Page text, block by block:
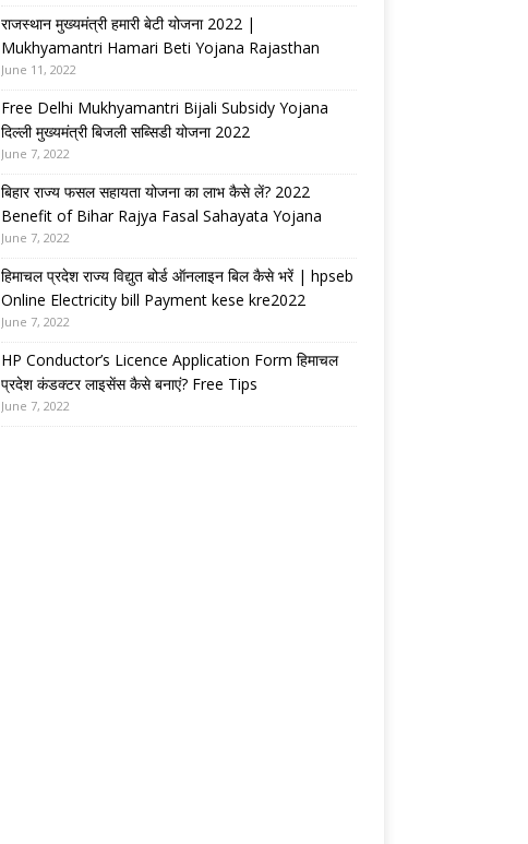
राजस्थान मुख्यमंत्री हमारी बेटी योजना 2022 |
Mukhyamantri Hamari Beti Yojana Rajasthan
June 11, 2022
Free Delhi Mukhyamantri Bijali Subsidy Yojana
दिल्ली मुख्यमंत्री बिजली सब्सिडी योजना 2022
June 7, 2022
बिहार राज्य फसल सहायता योजना का लाभ कैसे लें? 2022
Benefit of Bihar Rajya Fasal Sahayata Yojana
June 7, 2022
हिमाचल प्रदेश राज्य विद्युत बोर्ड ऑनलाइन बिल कैसे भरें | hpseb
Online Electricity bill Payment kese kre2022
June 7, 2022
HP Conductor’s Licence Application Form हिमाचल
प्रदेश कंडक्टर लाइसेंस कैसे बनाएं? Free Tips
June 7, 2022